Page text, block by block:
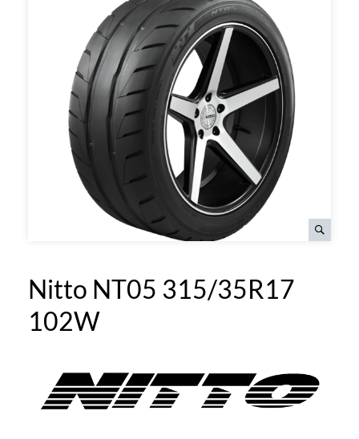
Nitto NT05 315/35R17
102W